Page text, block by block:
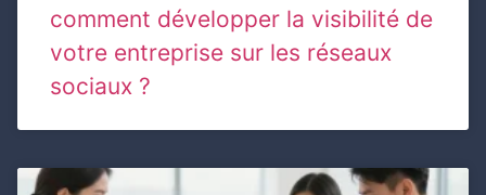
comment développer la visibilité de
votre entreprise sur les réseaux
sociaux ?